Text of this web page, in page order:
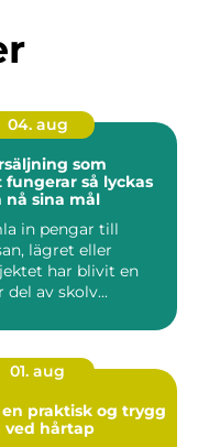
04. aug
som
så lyckas
nå sina mål
in pengar till
lägret eller
har blivit en
del av skolv...
01. aug
ved hårtap